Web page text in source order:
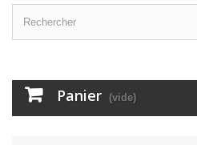
Panier (vide)